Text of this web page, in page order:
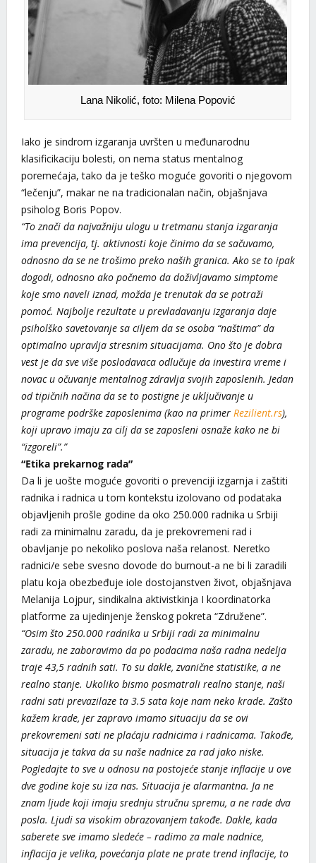
Lana Nikolić, foto: Milena Popović
Iako je sindrom izgaranja uvršten u međunarodnu
klasificikaciju bolesti, on nema status mentalnog
poremećaja, tako da je teško moguće govoriti o njegovom
“lečenju”, makar ne na tradicionalan način, objašnjava
psiholog Boris Popov.
“To znači da najvažniju ulogu u tretmanu stanja izgaranja
ima prevencija, tj. aktivnosti koje činimo da se sačuvamo,
odnosno da se ne trošimo preko naših granica. Ako se to ipak
dogodi, odnosno ako počnemo da doživljavamo simptome
koje smo naveli iznad, možda je trenutak da se potraži
pomoć. Najbolje rezultate u prevladavanju izgaranja daje
psiholško savetovanje sa ciljem da se osoba “naštima” da
optimalno upravlja stresnim situacijama. Ono što je dobra
vest je da sve više poslodavaca odlučuje da investira vreme i
novac u očuvanje mentalnog zdravlja svojih zaposlenih. Jedan
od tipičnih načina da se to postigne je uključivanje u
programe podrške zaposlenima (kao na primer Rezilient.rs),
koji upravo imaju za cilj da se zaposleni osnaže kako ne bi
“izgoreli”.”
“Etika prekarnog rada”
Da li je uošte moguće govoriti o prevenciji izgarnja i zaštiti
radnika i radnica u tom kontekstu izolovano od podataka
objavljenih prošle godine da oko 250.000 radnika u Srbiji
radi za minimalnu zaradu, da je prekovremeni rad i
obavljanje po nekoliko poslova naša relanost. Neretko
radnici/e sebe svesno dovode do burnout-a ne bi li zaradili
platu koja obezbeđuje iole dostojanstven život, objašnjava
Melanija Lojpur, sindikalna aktivistkinja I koordinatorka
platforme za ujedinjenje ženskog pokreta “Združene”.
“Osim što 250.000 radnika u Srbiji radi za minimalnu
zaradu, ne zaboravimo da po podacima naša radna nedelja
traje 43,5 radnih sati. To su dakle, zvanične statistike, a ne
realno stanje. Ukoliko bismo posmatrali realno stanje, naši
radni sati prevazilaze ta 3.5 sata koje nam neko krade. Zašto
kažem krade, jer zapravo imamo situaciju da se ovi
prekovremeni sati ne plaćaju radnicima i radnicama. Takođe,
situacija je takva da su naše nadnice za rad jako niske.
Pogledajte to sve u odnosu na postojeće stanje inflacije u ove
dve godine koje su iza nas. Situacija je alarmantna. Ja ne
znam ljude koji imaju srednju stručnu spremu, a ne rade dva
posla. Ljudi sa visokim obrazovanjem takođe. Dakle, kada
saberete sve imamo sledeće – radimo za male nadnice,
inflacija je velika, povećanja plate ne prate trend inflacije, to